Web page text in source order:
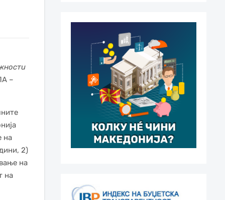
–
на
2)
на
на